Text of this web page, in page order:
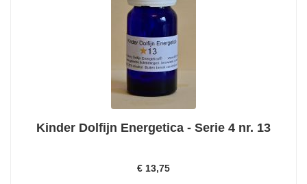
Kinder Dolfijn Energetica - Serie 4 nr. 13
€ 13,75